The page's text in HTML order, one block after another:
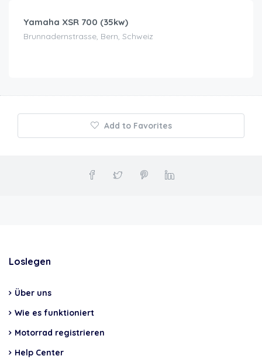
Yamaha XSR 700 (35kw)
Brunnadernstrasse, Bern, Schweiz
Add to Favorites
Loslegen
Über uns
Wie es funktioniert
Motorrad registrieren
Help Center